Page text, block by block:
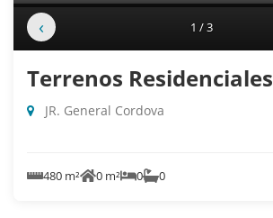
‹ 1 / 3
Terrenos Residenciales
JR. General Cordova
480 m² 0 m² 0 0